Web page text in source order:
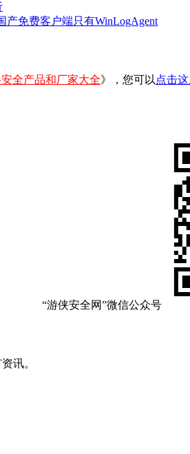
产免费客户端只有WinLogAgent
全产品和厂家大全》，您可以 点击这
“游侠安全网”微信公众号
讯。